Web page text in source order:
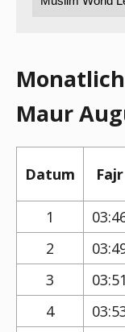
Maur
Datum Fajr
1
2
3
03:51
4